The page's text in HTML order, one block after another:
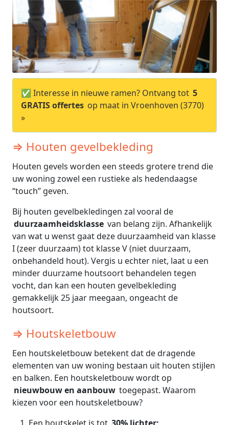
✅ Interesse in nieuwe ramen? Ontvang tot 5
GRATIS offertes op maat in Vroenhoven (3770)
»
⇒ Houten gevelbekleding
Houten gevels worden een steeds grotere trend die
uw woning zowel een rustieke als hedendaagse
“touch” geven.
Bij houten gevelbekledingen zal vooral de
duurzaamheidsklasse van belang zijn. Afhankelijk
van wat u wenst gaat deze duurzaamheid van klasse
I (zeer duurzaam) tot klasse V (niet duurzaam,
onbehandeld hout). Vergis u echter niet, laat u een
minder duurzame houtsoort behandelen tegen
vocht, dan kan een houten gevelbekleding
gemakkelijk 25 jaar meegaan, ongeacht de
houtsoort.
⇒ Houtskeletbouw
Een houtskeletbouw betekent dat de dragende
elementen van uw woning bestaan uit houten stijlen
en balken. Een houtskeletbouw wordt op
nieuwbouw en aanbouw toegepast. Waarom
kiezen voor een houtskeletbouw?